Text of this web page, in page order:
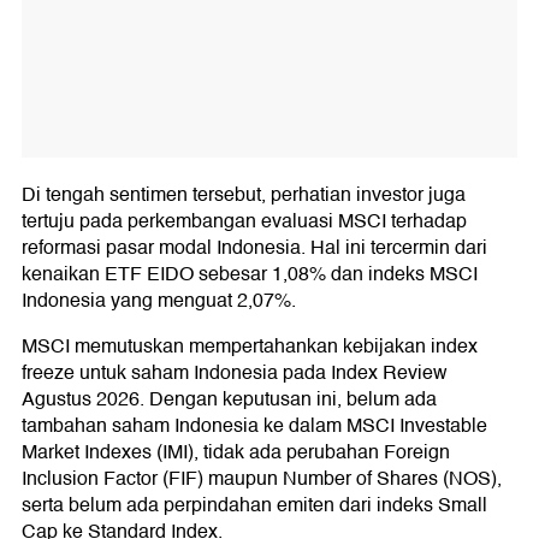
Di tengah sentimen tersebut, perhatian investor juga
tertuju pada perkembangan evaluasi MSCI terhadap
reformasi pasar modal Indonesia. Hal ini tercermin dari
kenaikan ETF EIDO sebesar 1,08% dan indeks MSCI
Indonesia yang menguat 2,07%.
MSCI memutuskan mempertahankan kebijakan index
freeze untuk saham Indonesia pada Index Review
Agustus 2026. Dengan keputusan ini, belum ada
tambahan saham Indonesia ke dalam MSCI Investable
Market Indexes (IMI), tidak ada perubahan Foreign
Inclusion Factor (FIF) maupun Number of Shares (NOS),
serta belum ada perpindahan emiten dari indeks Small
Cap ke Standard Index.